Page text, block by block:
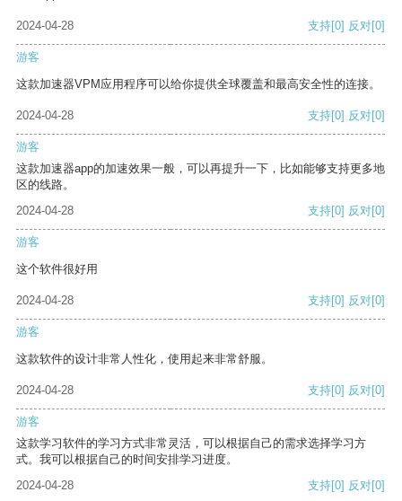
2024-04-28 支持[0] 反对[0]
游客
这款加速器VPM应用程序可以给你提供全球覆盖和最高安全性的连接。
2024-04-28 支持[0] 反对[0]
游客
这款加速器app的加速效果一般，可以再提升一下，比如能够支持更多地
区的线路。
2024-04-28
支持[0] 反对[0]
游客
这个软件很好用
2024-04-28 支持[0] 反对[0]
游客
这款软件的设计非常人性化，使用起来非常舒服。
2024-04-28 支持[0] 反对[0]
游客
这款学习软件的学习方式非常灵活，可以根据自己的需求选择学习方
式。我可以根据自己的时间安排学习进度。
2024-04-28
支持[0] 反对[0]